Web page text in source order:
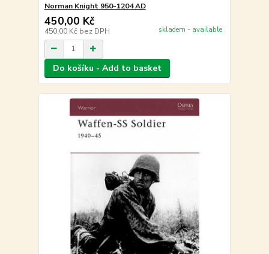
Norman Knight 950-1204 AD
450,00 Kč
450,00 Kč bez DPH skladem - available
Do košíku - Add to basket